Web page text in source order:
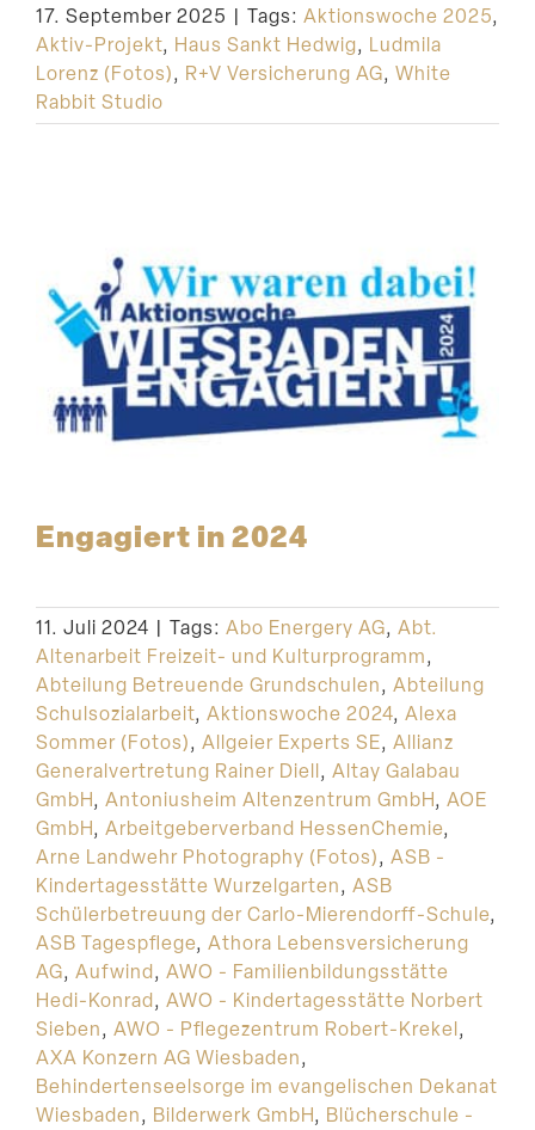
Suche
17. September 2025 | Tags: Aktionswoche 2025,
Aktiv-Projekt, Haus Sankt Hedwig, Ludmila
Lorenz (Fotos), R+V Versicherung AG, White
Rabbit Studio
Engagiert in 2024
11. Juli 2024 | Tags: Abo Energery AG, Abt.
Altenarbeit Freizeit- und Kulturprogramm,
Abteilung Betreuende Grundschulen, Abteilung
Schulsozialarbeit, Aktionswoche 2024, Alexa
Sommer (Fotos), Allgeier Experts SE, Allianz
Generalvertretung Rainer Diell, Altay Galabau
GmbH, Antoniusheim Altenzentrum GmbH, AOE
GmbH, Arbeitgeberverband HessenChemie,
Arne Landwehr Photography (Fotos), ASB -
Kindertagesstätte Wurzelgarten, ASB
Schülerbetreuung der Carlo-Mierendorff-Schule,
ASB Tagespflege, Athora Lebensversicherung
AG, Aufwind, AWO - Familienbildungsstätte
Hedi-Konrad, AWO - Kindertagesstätte Norbert
Sieben, AWO - Pflegezentrum Robert-Krekel,
AXA Konzern AG Wiesbaden,
Behindertenseelsorge im evangelischen Dekanat
Wiesbaden, Bilderwerk GmbH, Blücherschule -